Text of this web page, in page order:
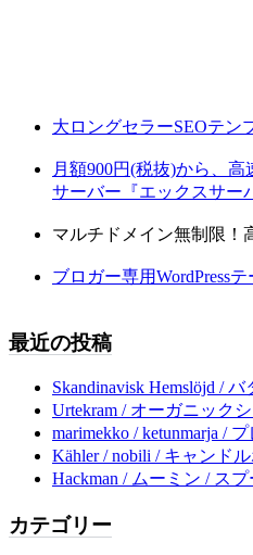
大ロングセラーSEOテン
月額900円(税抜)から、
サーバー『エックスサー
マルチドメイン無制限！
ブロガー専用WordPress
最近の投稿
Skandinavisk Hemslöjd /
Urtekram / オーガニック
marimekko / ketunmarja /
Kähler / nobili / キャンド
Hackman / ムーミン / ス
カテゴリー